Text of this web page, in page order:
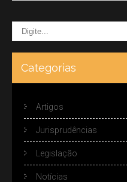
Categorias
Artigos
Jurisprudências
Legislação
Notícias